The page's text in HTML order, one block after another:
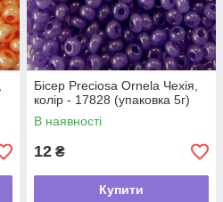
Бісер Preciosa Ornela Чехія,
колір - 17828 (упаковка 5г)
В наявності
12 ₴
Купити